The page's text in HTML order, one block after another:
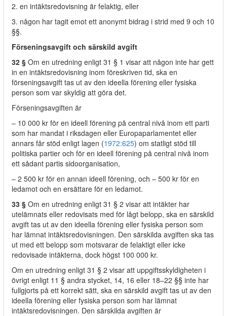
2. en intäktsredovisning är felaktig, eller
3. någon har tagit emot ett anonymt bidrag i strid med 9 och 10
§§.
Förseningsavgift och särskild avgift
32 § Om en utredning enligt 31 § 1 visar att någon inte har gett
in en intäktsredovisning inom föreskriven tid, ska en
förseningsavgift tas ut av den ideella förening eller fysiska
person som var skyldig att göra det.
Förseningsavgiften är
– 10 000 kr för en ideell förening på central nivå inom ett parti
som har mandat i riksdagen eller Europaparlamentet eller
annars får stöd enligt lagen (1972:625) om statligt stöd till
politiska partier och för en ideell förening på central nivå inom
ett sådant partis sidoorganisation,
– 2 500 kr för en annan ideell förening, och – 500 kr för en
ledamot och en ersättare för en ledamot.
33 § Om en utredning enligt 31 § 2 visar att intäkter har
utelämnats eller redovisats med för lågt belopp, ska en särskild
avgift tas ut av den ideella förening eller fysiska person som
har lämnat intäktsredovisningen. Den särskilda avgiften ska tas
ut med ett belopp som motsvarar de felaktigt eller icke
redovisade intäkterna, dock högst 100 000 kr.
Om en utredning enligt 31 § 2 visar att uppgiftsskyldigheten i
övrigt enligt 11 § andra stycket, 14, 16 eller 18–22 §§ inte har
fullgjorts på ett korrekt sätt, ska en särskild avgift tas ut av den
ideella förening eller fysiska person som har lämnat
intäktsredovisningen. Den särskilda avgiften är